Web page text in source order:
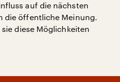
auf die nächsten
die öffentliche Meinung.
diese Möglichkeiten